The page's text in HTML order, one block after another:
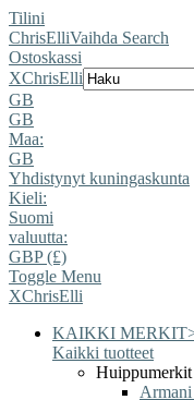
Tilini
ChrisElliVaihda Search
Ostoskassi
XChrisElli
GB
GB
Maa:
GB
Yhdistynyt kuningaskunta
Kieli:
Suomi
valuutta:
GBP (£)
Toggle Menu
XChrisElli
KAIKKI MERKIT
Kaikki tuotteet
Huippumerkit